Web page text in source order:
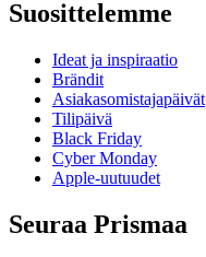
Suosittelemme
Ideat ja inspiraatio
Brändit
Asiakasomistajapäivät
Tilipäivä
Black Friday
Cyber Monday
Apple-uutuudet
Seuraa Prismaa